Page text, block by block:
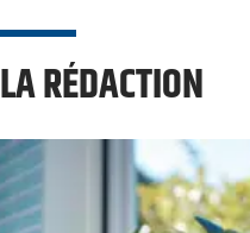
RÉDACTION